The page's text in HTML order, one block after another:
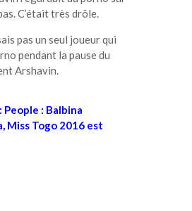
C’était très drôle.
pas un seul joueur qui
pendant la pause du
Arshavin.
People : Balbina
Miss Togo 2016 est